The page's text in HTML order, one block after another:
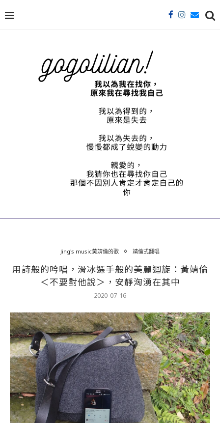
Jing's music黃靖倫的歌 靖倫式翻唱
用詩般的吟唱，滑冰選手般的美麗迴旋：黃靖倫
＜不要對他說＞，安靜洶湧在其中
2020-07-16